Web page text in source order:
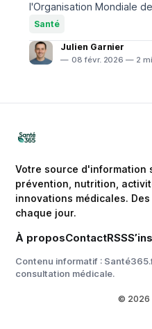
l'Organisation Mondiale
découverte récente
Santé
Julien Garnier
08 févr. 2026 — 2
Votre source d'information
prévention, nutrition,
innovations médicales.
chaque jour.
À proposContactRSS
Contenu informatif :
consultation médicale.
© 2026